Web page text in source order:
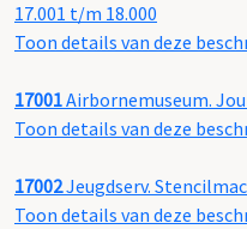
17.001 t/m 18.000
Toon details van deze
17001Airbornemuseum.
Toon details van deze
17002Jeugdserv.
Toon details van deze